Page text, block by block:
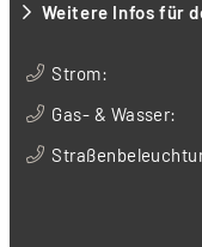
Weitere Infos für
Strom:
Gas- & Wasser: